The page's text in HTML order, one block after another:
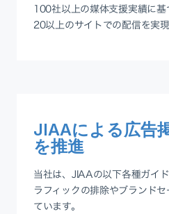
100社以上の媒体支援実績に
20以上のサイトでの配信を実現
JIAAによる広告
を推進
当社は、JIAAの以下各種ガイ
ラフィックの排除やブランド
ています。